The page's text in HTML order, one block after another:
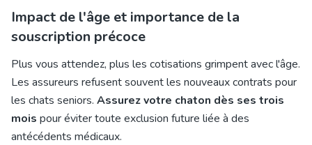
Impact de l'âge et importance de la
souscription précoce
Plus vous attendez, plus les cotisations grimpent avec l'âge.
Les assureurs refusent souvent les nouveaux contrats pour
les chats seniors. Assurez votre chaton dès ses trois
mois pour éviter toute exclusion future liée à des
antécédents médicaux.